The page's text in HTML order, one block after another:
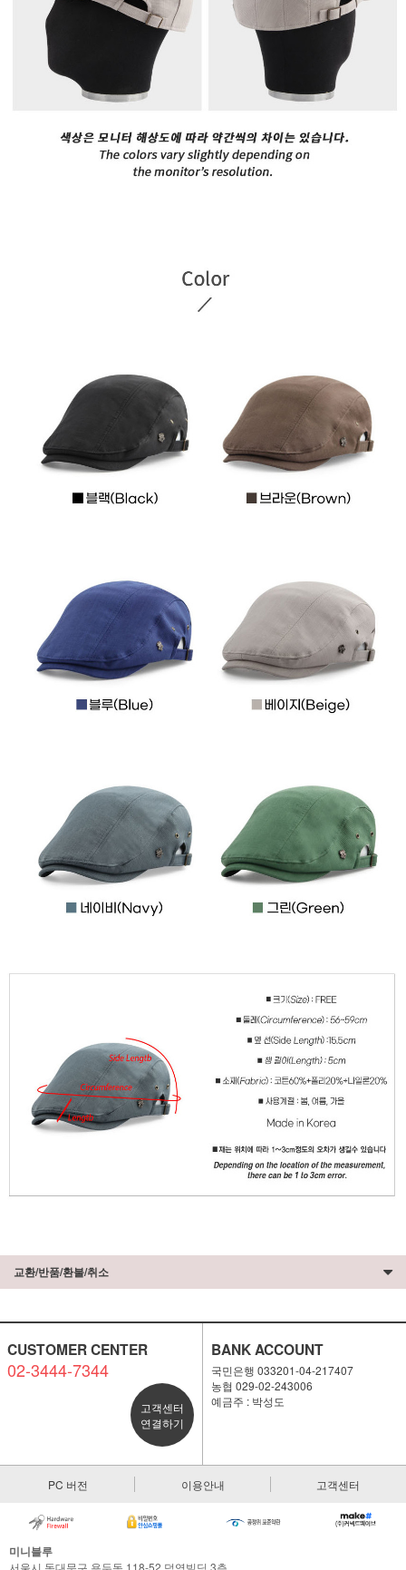
교환/반품/환불/취소
CUSTOMER CENTER
02-3444-7344
고객센터
연결하기
BANK ACCOUNT
국민은행 033201-04-217407
농협 029-02-243006
예금주 : 박성도
PC 버전 이용안내 고객센터
미니블루
서울시 동대문구 용두동 118-52 덕영빌딩 3층